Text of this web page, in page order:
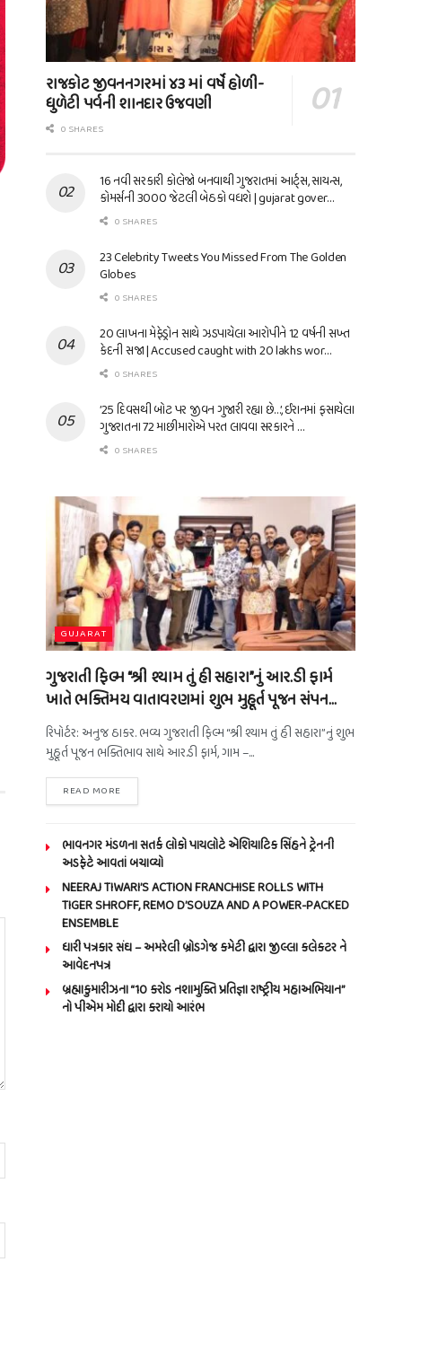
રાજકોટ જીવનનગરમાં ૪૩ માં વર્ષે હોળી-
ધુળેટી પર્વની શાનદાર ઉજવણી
0 SHARES
16 નવી સરકારી કોલેજો બનવાથી ગુજરાતમાં આર્ટ્સ, સાયન્સ,
કોમર્સની 3000 જેટલી બેઠકો વધશે | gujarat gover…
0 SHARES
23 Celebrity Tweets You Missed From The Golden
Globes
0 SHARES
20 લાખના મેફેડ્રોન સાથે ઝડપાયેલા આરોપીને 12 વર્ષની સખ્ત
કેદની સજા | Accused caught with 20 lakhs wor…
0 SHARES
’25 દિવસથી બોટ પર જીવન ગુજારી રહ્યા છે…’, ઈરાનમાં ફસાયેલા
ગુજરાતના 72 માછીમારોએ પરત લાવવા સરકારને …
0 SHARES
GUJARAT
ગુજરાતી ફિલ્મ “શ્રી શ્યામ તું હી સહારા”નું આર.ડી ફાર્મ
ખાતે ભક્તિમય વાતાવરણમાં શુભ મુહૂર્ત પૂજન સંપન…
રિપોર્ટર: અનુજ ઠાકર. ભવ્ય ગુજરાતી ફિલ્મ “શ્રી શ્યામ તું હી સહારા”નું શુભ
મુહૂર્ત પૂજન ભક્તિભાવ સાથે આર.ડી ફાર્મ, ગામ –...
READ MORE
ભાવનગર મંડળના સતર્ક લોકો પાયલોટે એશિયાટિક સિંહને ટ્રેનની
અડફેટે આવતાં બચાવ્યો
NEERAJ TIWARI’S ACTION FRANCHISE ROLLS WITH
TIGER SHROFF, REMO D’SOUZA AND A POWER-PACKED
ENSEMBLE
ધારી પત્રકાર સંઘ – અમરેલી બ્રોડગેજ કમેટી દ્વારા જીલ્લા કલેકટર ને
આવેદનપત્ર
બ્રહ્માકુમારીઝના “10 કરોડ નશામુક્તિ પ્રતિજ્ઞા રાષ્ટ્રીય મહાઅભિયાન”
નો પીએમ મોદી દ્વારા કરાયો આરંભ